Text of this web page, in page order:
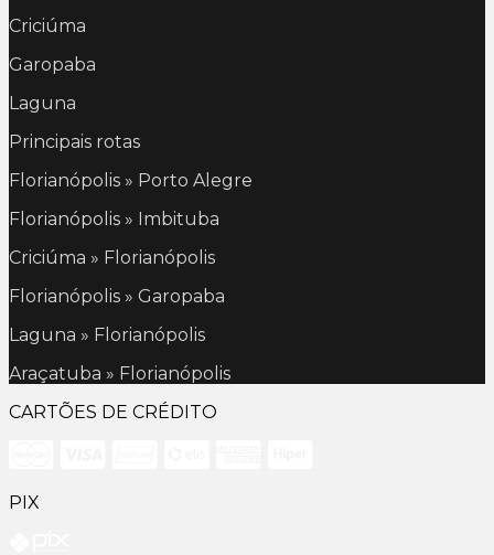
Criciúma
Garopaba
Laguna
Principais rotas
Florianópolis » Porto Alegre
Florianópolis » Imbituba
Criciúma » Florianópolis
Florianópolis » Garopaba
Laguna » Florianópolis
Araçatuba » Florianópolis
CARTÕES DE CRÉDITO
PIX